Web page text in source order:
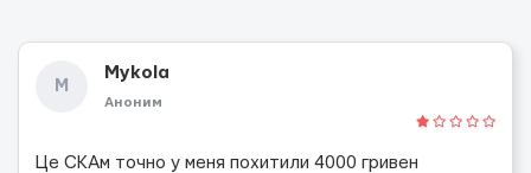
M
Mykola
Аноним
Це СКАм точно у меня похитили 4000 гривен